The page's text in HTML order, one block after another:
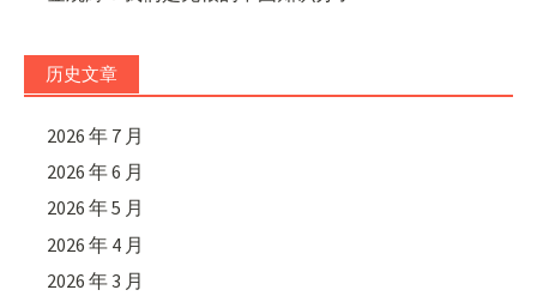
历史文章
2026 年 7 月
2026 年 6 月
2026 年 5 月
2026 年 4 月
2026 年 3 月